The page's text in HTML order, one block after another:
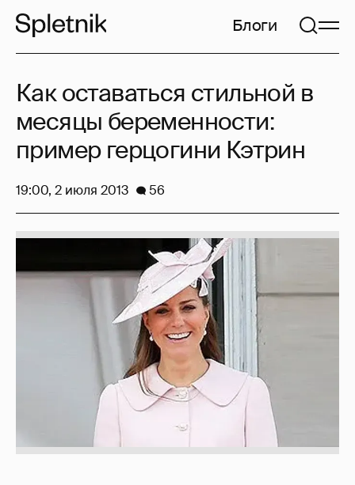
Блоги
Как оставаться стильной в
месяцы беременности:
пример герцогини Кэтрин
19:00, 2 июля 2013 56